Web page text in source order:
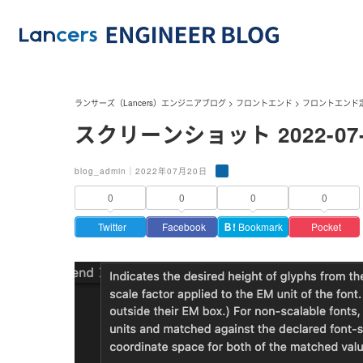
ランサーズ（Lancers）エンジニアブログ > フロントエンド > フロントエンド
スクリーンショット 2022-
blog_admin｜2022年07月20日
0
Twitter
0
Facebook
0
Ｂ! Bookmark
0
Pocket